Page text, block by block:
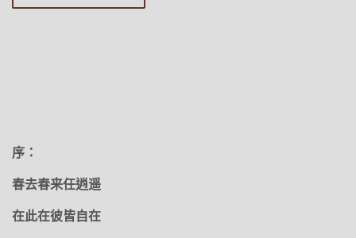
序：
春去春来任逍遥
在此在彼皆自在